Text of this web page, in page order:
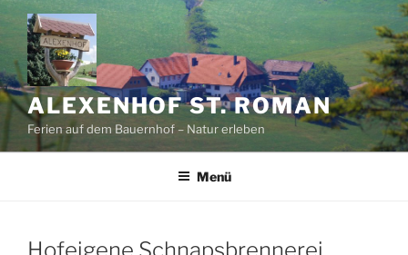
Zum
Inhalt
springen
ALEXENHOF ST. ROMAN
Ferien auf dem Bauernhof – Natur erleben
Menü